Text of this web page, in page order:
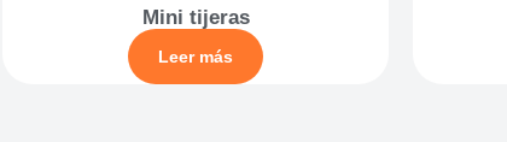
Mini tijeras
Leer más